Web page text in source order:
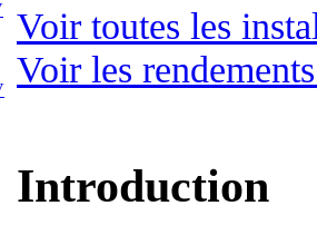
Voir toutes les
Voir les
Introduction